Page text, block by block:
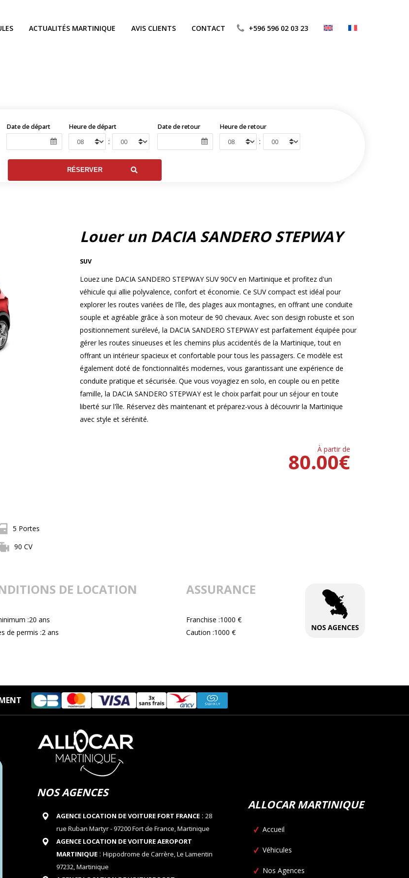
ACTUALITÉS MARTINIQUE AVIS CLIENTS CONTACT +596 596 02 03 23
Date de départ Heure de départ
:
Date de retour Heure de retour
:
Louer un DACIA SANDERO STEPWAY
SUV
Louez une DACIA SANDERO STEPWAY SUV 90CV en Martinique et profitez d'un
véhicule qui allie polyvalence, confort et économie. Ce SUV compact est idéal pour
explorer les routes variées de l'île, des plages aux montagnes, en offrant une conduite
souple et agréable grâce à son moteur de 90 chevaux. Avec son design robuste et son
positionnement surélevé, la DACIA SANDERO STEPWAY est parfaitement équipée pour
gérer les routes sinueuses et les chemins plus accidentés de la Martinique, tout en
offrant un intérieur spacieux et confortable pour tous les passagers. Ce modèle est
également doté de fonctionnalités modernes, vous garantissant une expérience de
conduite pratique et sécurisée. Que vous voyagiez en solo, en couple ou en petite
famille, la DACIA SANDERO STEPWAY est le choix parfait pour un séjour en toute
liberté sur l'île. Réservez dès maintenant et préparez-vous à découvrir la Martinique
avec style et sérénité.
À partir de
€
80.00
5 Portes
90 CV
DE LOCATION
:20 ans
de permis :2 ans
ASSURANCE
Franchise :1000 €
Caution :1000 €
NOS AGENCES
AGENCE LOCATION DE VOITURE FORT FRANCE: 28
rue Ruban Martyr - 97200 Fort de France, Martinique
AGENCE LOCATION DE VOITURE AEROPORT
MARTINIQUE: Hippodrome de Carrère, Le Lamentin
97232, Martinique
ALLOCAR MARTINIQUE
Accueil
Véhicules
Nos Agences